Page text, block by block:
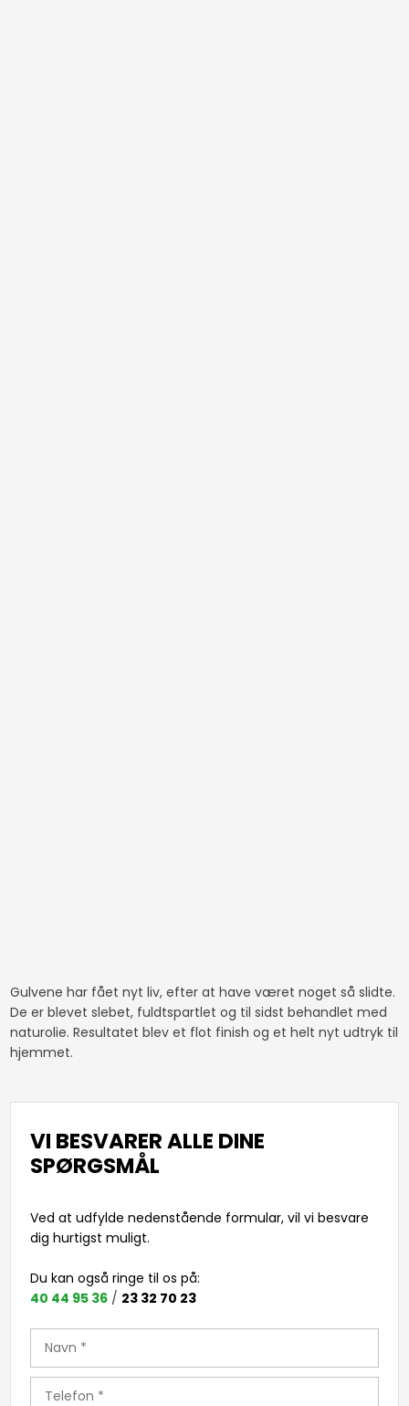
​​​Gulvene har fået nyt liv, efter at have været noget så slidte.
De er blevet slebet, fuldtspartlet og til sidst behandlet med
naturolie. Resultatet blev et flot finish og et helt nyt udtryk til
hjemmet.​
VI BESVARER ALLE DINE
SPØRGSMÅL
Ved at udfylde nedenstående formular, vil vi besvare
dig hurtigst muligt​.
Du kan også ringe til os på: ​
40 44 95 36 / 23 32 70 23